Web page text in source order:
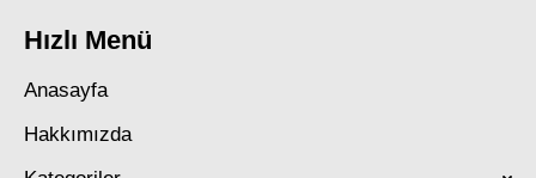
Hızlı Menü
Anasayfa
Hakkımızda